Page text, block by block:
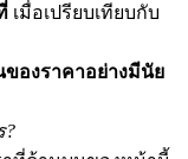
USDT prize pool!
เมื่อเปรียบเทียบกับ
ของราคาอย่างมีนัย
?